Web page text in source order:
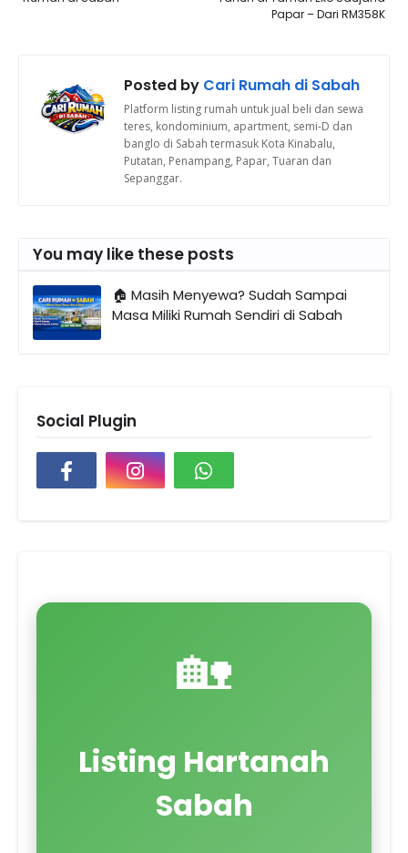
Papar – Dari RM358K
Posted by Cari Rumah di Sabah
Platform listing rumah untuk jual beli dan sewa
teres, kondominium, apartment, semi-D dan
banglo di Sabah termasuk Kota Kinabalu,
Putatan, Penampang, Papar, Tuaran dan
Sepanggar.
You may like these posts
🏠 Masih Menyewa? Sudah Sampai
Masa Miliki Rumah Sendiri di Sabah
Social Plugin
🏡
Listing Hartanah
Sabah